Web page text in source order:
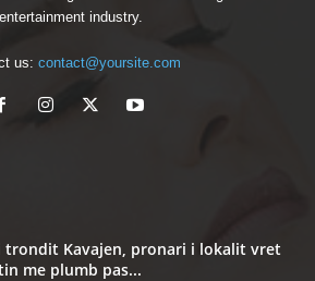
entertainment industry.
us: contact@yoursite.com
trondit Kavajen, pronari i lokalit vret
me plumb pas...